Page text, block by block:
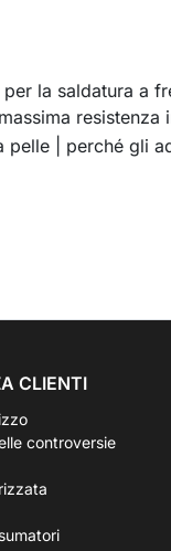
la saldatura a
resistenza
| perché gli
CLIENTI
controversie